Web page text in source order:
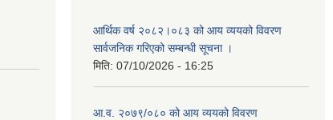
आर्थिक वर्ष २०८२।०८३ को आय व्ययको विवरण
सार्वजनिक गरिएको सम्बन्धी सूचना ।
मिति: 07/10/2026 - 16:25
आ.व. २०७९/०८० को आय व्ययको विवरण